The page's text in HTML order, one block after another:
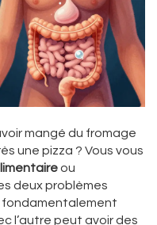
mangé du fromage
une pizza ? Vous vous
ou
deux problèmes
fondamentalement
l’autre peut avoir des